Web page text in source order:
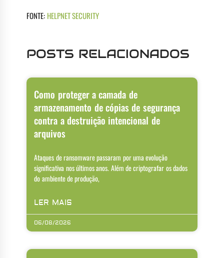
FONTE: HELPNET SECURITY
POSTS RELACIONADOS
Como proteger a camada de
armazenamento de cópias de segurança
contra a destruição intencional de
arquivos
Ataques de ransomware passaram por uma evolução
significativa nos últimos anos. Além de criptografar os dados
do ambiente de produção,
LER MAIS
06/08/2026